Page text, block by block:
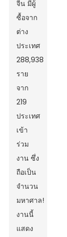
จีน มีผู้
ซื้อจาก
ต่าง
ประเทศ
288,938
ราย
จาก
219
ประเทศ
เข้า
ร่วม
งาน ซึ่ง
ถือเป็น
จำนวน
มหาศาล!
งานนี้
แสดง